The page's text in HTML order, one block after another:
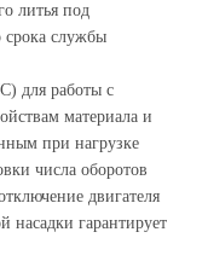
литья под
срока службы
для работы с
материала и
при нагрузке
числа оборотов
двигателя
насадки гарантирует